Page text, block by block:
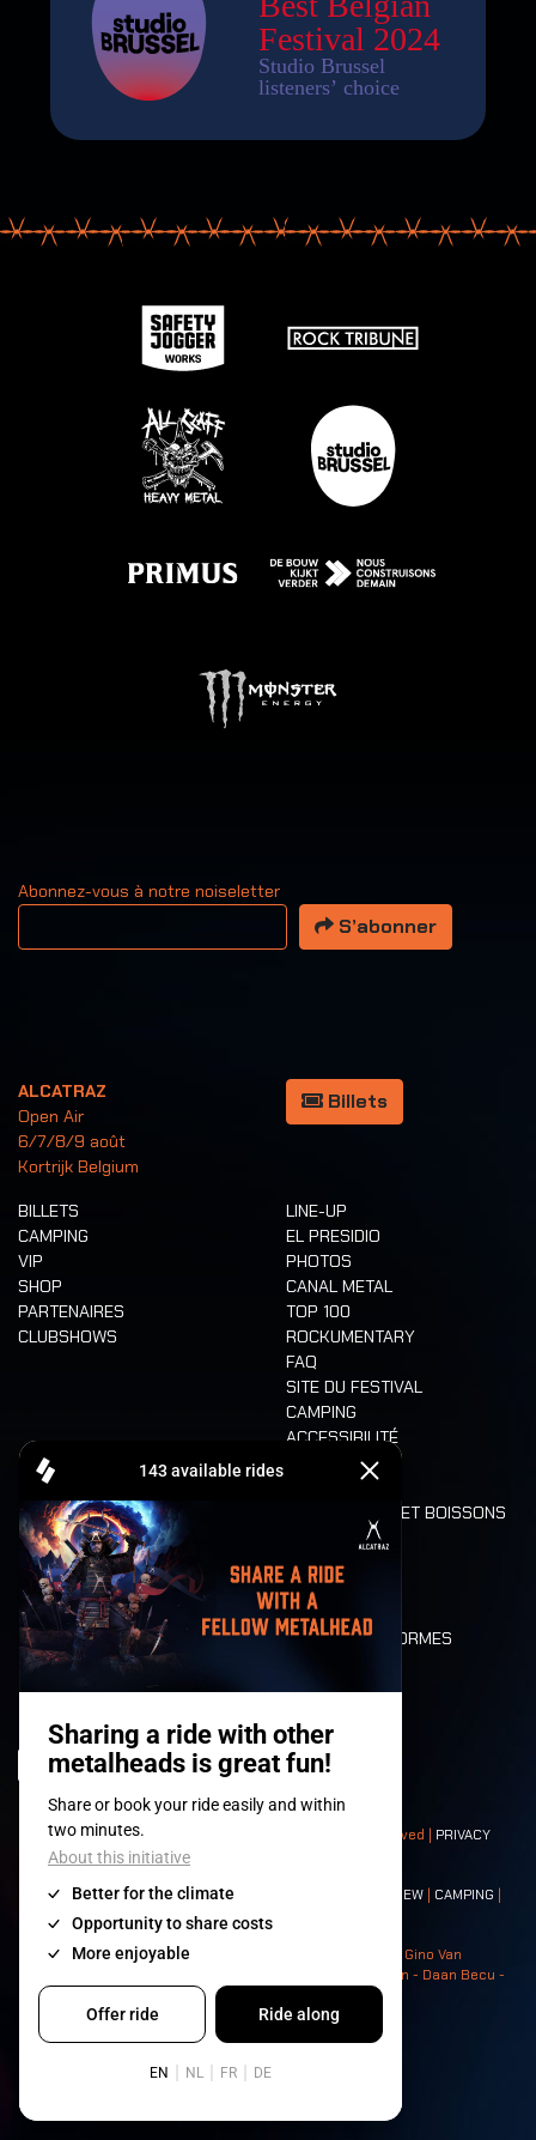
Abonnez-vous à notre noiseletter
Votre adresse email
S’abonner
ALCATRAZ
Open Air
6/7/8/9 août
Kortrijk Belgium
Billets
BILLETS
CAMPING
VIP
SHOP
PARTENAIRES
CLUBSHOWS
LINE-UP
EL PRESIDIO
PHOTOS
CANAL METAL
TOP 100
ROCKUMENTARY
FAQ
SITE DU FESTIVAL
CAMPING
ACCESSIBILITÉ
CASHLESS
ALIMENTATION ET BOISSONS
LONE WOLVES
PLAN
DEATH RIDE
VALEURS ET NORMES
HISTOIRE
© 2008-2026- Apache Productions VZW – All rights reserved | PRIVACY
POLICY|CONDITIONS GÉNÉRALES
Contact:GENERAL| PARTNERSHIPS CREW CAMPING
| NEIGHBOURS
Photos: Ann Kermans - Hans Van Hoof - Eliaz Bruggeman - Gino Van
Lancker - Tim Tronckoe - Elsie Roymans - Stijn Verbruggen - Daan Becu -
Claus Christa - Devid Camerlynck